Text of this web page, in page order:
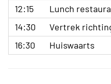
12:15
Lunch
14:30
Vertrek
16:30
Huiswaarts